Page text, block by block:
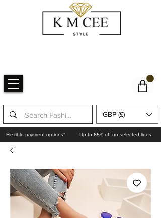
GBP (£)
Flexible payment options* Up to 65% off on selected lines.